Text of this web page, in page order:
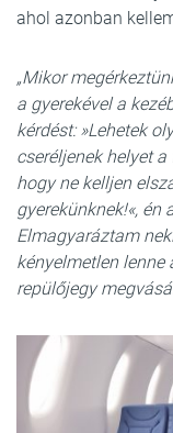
ahol azonban
„Mikor
a gyerekével a
kérdést: »Lehetek
cseréljenek helyet
hogy ne kelljen
gyerekünknek!«,
Elmagyaráztam
kényelmetlen lenne
repülőjegy